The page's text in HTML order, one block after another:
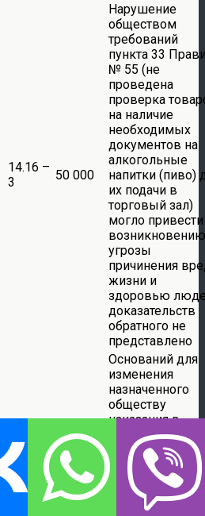
14.16 –
3
50 000
Нарушение
обществом
требований
пункта 33
№ 55 (не
проведена
проверка
на наличие
необходимых
документов на
алкогольные
напитки (пиво)
их подачи в
торговый зал)
могло
возникновению
угрозы
причинения
жизни и
здоровью
доказательств
обратного не
представлено
14.16 –
2
200 000
Оснований для
изменения
назначенного
обществу
наказания в
соответствии с
положениями
статьи 4.1.1
РФ судами не
установлено